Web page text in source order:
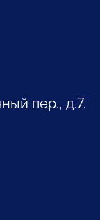
пер., д.7.